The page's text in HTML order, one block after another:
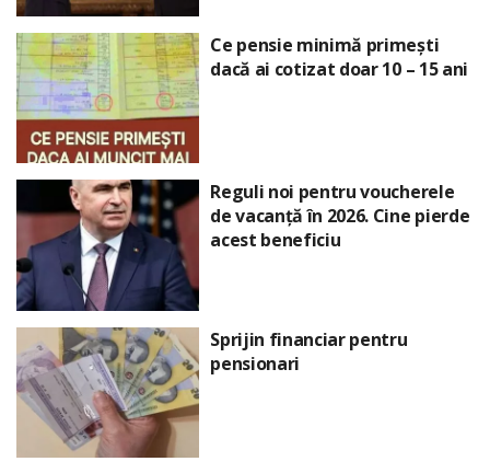
Ce pensie minimă primești
dacă ai cotizat doar 10 – 15 ani
Reguli noi pentru voucherele
de vacanță în 2026. Cine pierde
acest beneficiu
Sprijin financiar pentru
pensionari